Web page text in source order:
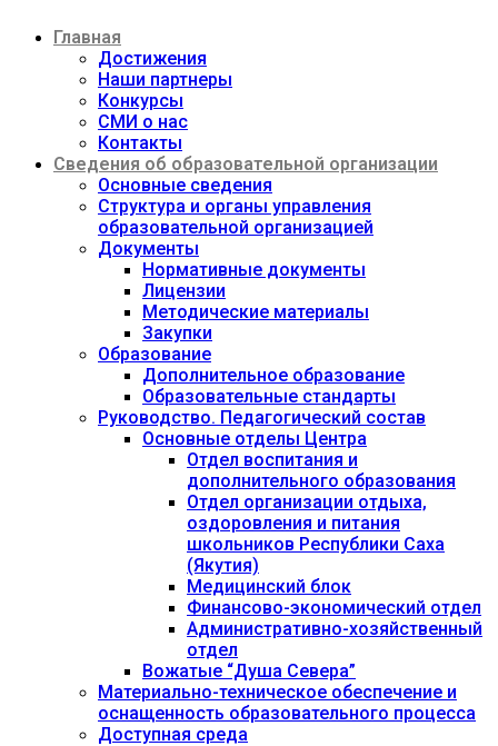
содержимому
Главная
Достижения
Наши партнеры
Конкурсы
СМИ о нас
Контакты
Сведения об образовательной организации
Основные сведения
Структура и органы управления
образовательной организацией
Документы
Нормативные документы
Лицензии
Методические материалы
Закупки
Образование
Дополнительное образование
Образовательные стандарты
Руководство. Педагогический состав
Основные отделы Центра
Отдел воспитания и
дополнительного образования
Отдел организации отдыха,
оздоровления и питания
школьников Республики Саха
(Якутия)
Медицинский блок
Финансово-экономический отдел
Административно-хозяйственный
отдел
Вожатые “Душа Севера”
Материально-техническое обеспечение и
оснащенность образовательного процесса
Доступная среда